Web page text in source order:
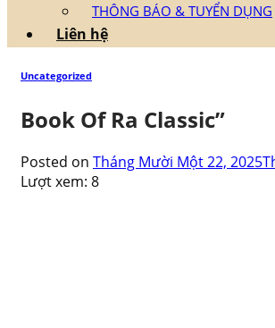
THÔNG BÁO & TUYỂN DỤNG
Liên hệ
Uncategorized
Book Of Ra Classic”
Posted on Tháng Mười Một 22, 2025
Lượt xem: 8